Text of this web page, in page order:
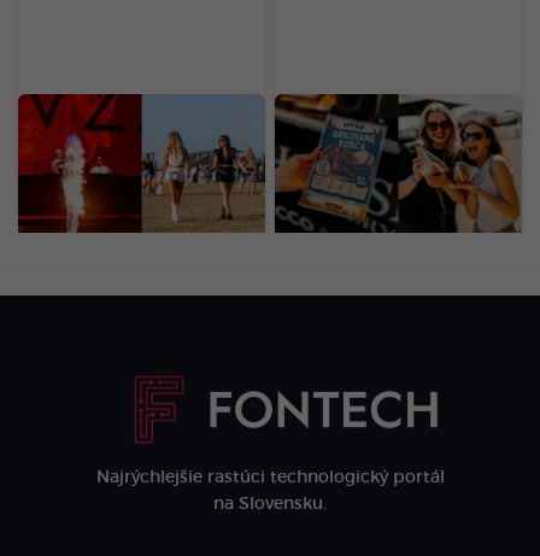
Prvý deň LOVESTREAMU
odštartoval vo veľkom.
Pozri si exkluzívne fotky
priamo z miesta diania
Gastro na
LOVESTREAME: Za
hotdog dáš 5 eur,
palacinka vyjde až na 20
eur (PREHĽAD CIEN)
Najrýchlejšie rastúci technologický portál
na Slovensku.